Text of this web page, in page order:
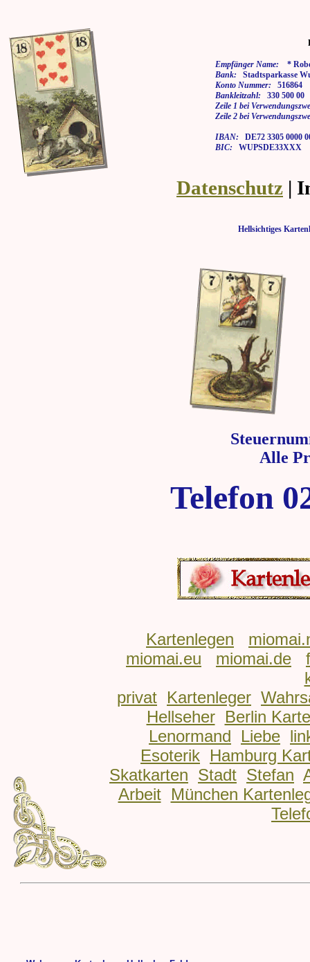
Empfänger Name: *
Bank: Stadtsparkasse
Konto Nummer: 516864
Bankleitzahl: 330 500 00
Zeile 1 bei
Zeile 2 bei
IBAN: DE72 3305 0000
BIC: WUPSDE33XXX
Datenschutz |
Hellsichtiges
Alle
Telefon
Kartenlegen
miomai.eu
miomai.de
privat Kartenleger
Hellseher
Berlin
Lenormand
Liebe
Esoterik Hamburg
Skatkarten Stadt Stefan
Arbeit
München